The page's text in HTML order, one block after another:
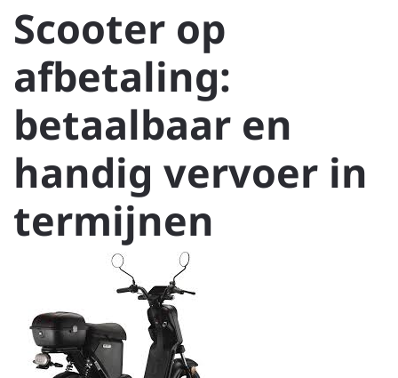
Scooter op
afbetaling:
betaalbaar en
handig vervoer in
termijnen